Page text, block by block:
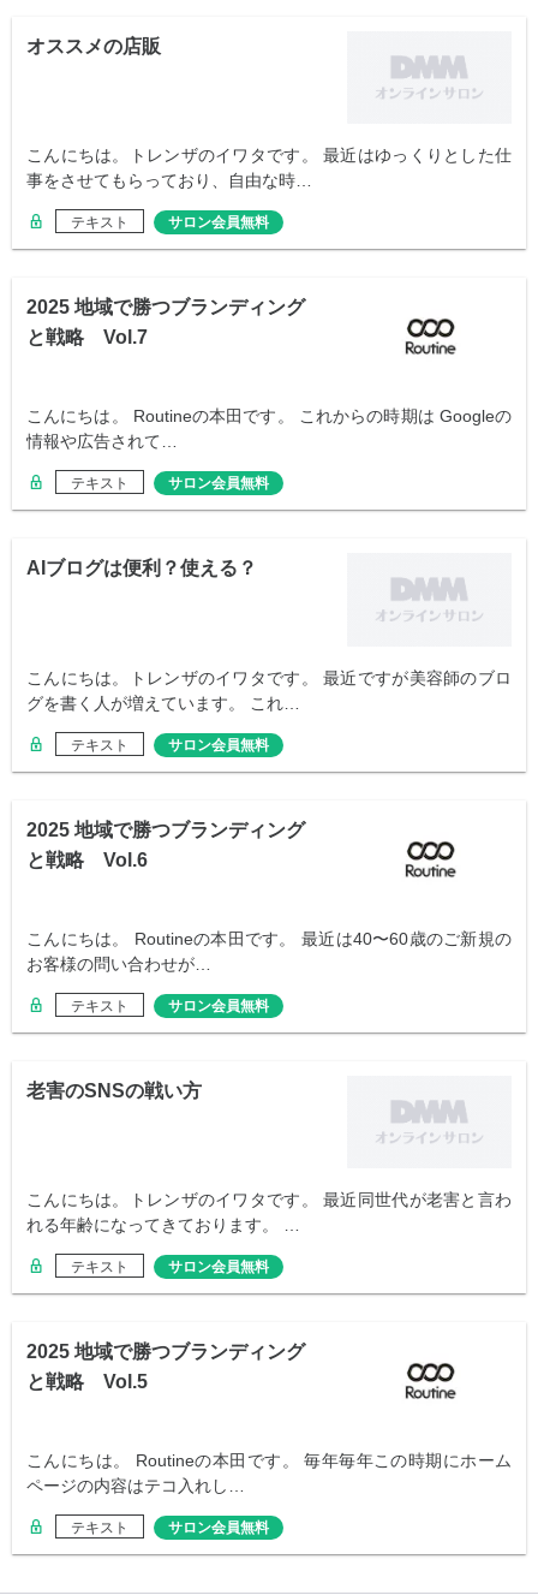
オススメの店販
こんにちは。トレンザのイワタです。 最近はゆっくりとした仕
事をさせてもらっており、自由な時…
テキスト サロン会員無料
2025 地域で勝つブランディング
と戦略 Vol.7
こんにちは。 Routineの本田です。 これからの時期は Googleの
情報や広告されて…
テキスト サロン会員無料
AIブログは便利？使える？
こんにちは。トレンザのイワタです。 最近ですが美容師のブロ
グを書く人が増えています。 これ…
テキスト サロン会員無料
2025 地域で勝つブランディング
と戦略 Vol.6
こんにちは。 Routineの本田です。 最近は40〜60歳のご新規の
お客様の問い合わせが…
テキスト サロン会員無料
老害のSNSの戦い方
こんにちは。トレンザのイワタです。 最近同世代が老害と言わ
れる年齢になってきております。 …
テキスト サロン会員無料
2025 地域で勝つブランディング
と戦略 Vol.5
こんにちは。 Routineの本田です。 毎年毎年この時期にホーム
ページの内容はテコ入れし…
テキスト サロン会員無料